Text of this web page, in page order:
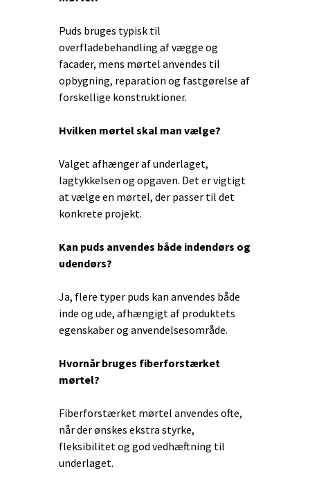
Puds bruges typisk til
overfladebehandling af vægge og
facader, mens mørtel anvendes til
opbygning, reparation og fastgørelse af
forskellige konstruktioner.
Hvilken mørtel skal man vælge?
Valget afhænger af underlaget,
lagtykkelsen og opgaven. Det er vigtigt
at vælge en mørtel, der passer til det
konkrete projekt.
Kan puds anvendes både indendørs og
udendørs?
Ja, flere typer puds kan anvendes både
inde og ude, afhængigt af produktets
egenskaber og anvendelsesområde.
Hvornår bruges fiberforstærket
mørtel?
Fiberforstærket mørtel anvendes ofte,
når der ønskes ekstra styrke,
fleksibilitet og god vedhæftning til
underlaget.